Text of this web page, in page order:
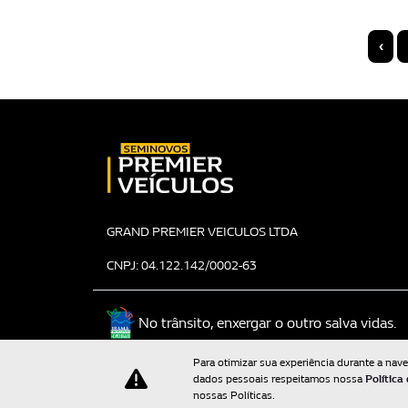
‹
GRAND PREMIER VEICULOS LTDA
CNPJ: 04.122.142/0002-63
No trânsito, enxergar o outro salva vidas.
Para otimizar sua experiência durante a
dados pessoais respeitamos nossa Política
nossas Políticas.